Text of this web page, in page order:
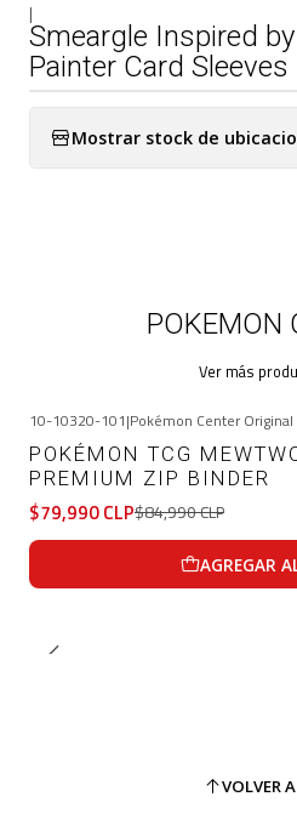
|
Smeargle Inspired
Painter Card Sleeves
Mostrar stock de
POKEMON
Ver más
OFF
10-10320-101|Pokémon Center Original
POKÉMON TCG
PREMIUM ZIP BINDER
$79,990 CLP$84,990 CLP
AGREGAR
VOLVER